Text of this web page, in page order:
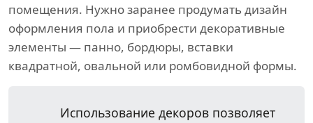
помещения. Нужно заранее продумать дизайн
оформления пола и приобрести декоративные
элементы — панно, бордюры, вставки
квадратной, овальной или ромбовидной формы.
Использование декоров позволяет